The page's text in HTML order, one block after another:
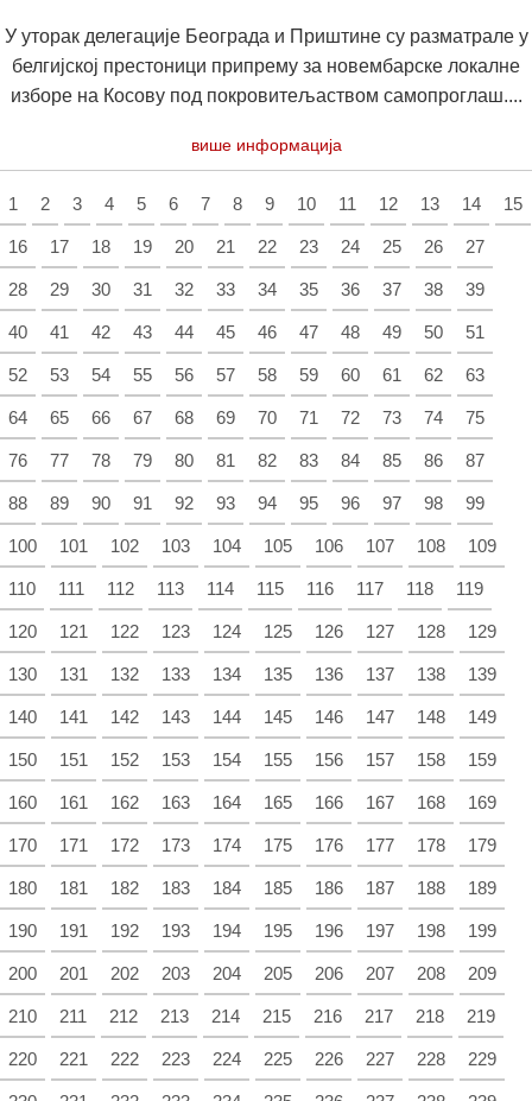
У уторак делегације Београда и Приштине су разматрале у
белгијској престоници припрему за новембарске локалне
изборе на Косову под покровитељаством самопроглаш....
више информација
1 2 3 4 5 6 7 8 9 10 11 12 13 14 15
16 17 18 19 20 21 22 23 24 25 26 27
28 29 30 31 32 33 34 35 36 37 38 39
40 41 42 43 44 45 46 47 48 49 50 51
52 53 54 55 56 57 58 59 60 61 62 63
64 65 66 67 68 69 70 71 72 73 74 75
76 77 78 79 80 81 82 83 84 85 86 87
88 89 90 91 92 93 94 95 96 97 98 99
100 101 102 103 104 105 106 107 108 109
110 111 112 113 114 115 116 117 118 119
120 121 122 123 124 125 126 127 128 129
130 131 132 133 134 135 136 137 138 139
140 141 142 143 144 145 146 147 148 149
150 151 152 153 154 155 156 157 158 159
160 161 162 163 164 165 166 167 168 169
170 171 172 173 174 175 176 177 178 179
180 181 182 183 184 185 186 187 188 189
190 191 192 193 194 195 196 197 198 199
200 201 202 203 204 205 206 207 208 209
210 211 212 213 214 215 216 217 218 219
220 221 222 223 224 225 226 227 228 229